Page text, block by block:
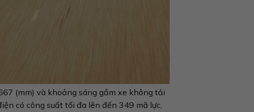
(mm) và khoảng sáng gầm xe không tải
có công suất tối đa lên đến 349 mã lực,